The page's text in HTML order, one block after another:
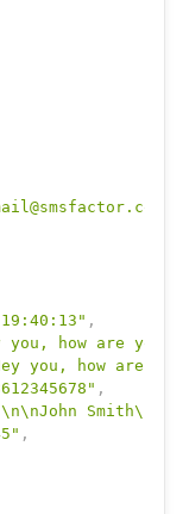
,
you, how are you
you, how are you
,
,